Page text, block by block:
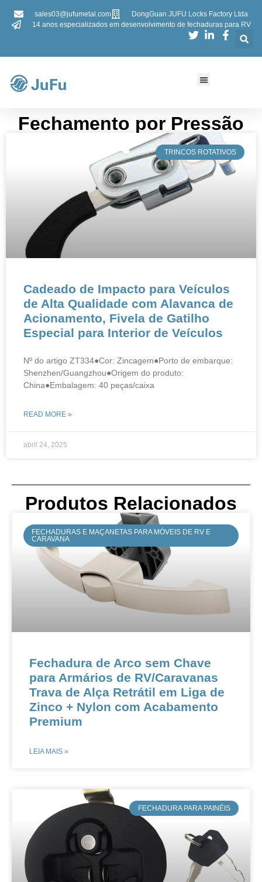
sales03@jufumetal.com
DongGuan JUFU Locks Factory Ltda
14 anos especializados em desenvolvimento de fechaduras para RV
Fechamento por Pressão
​TRINCOS ROTATIVOS
​​​​Cadeado de Impacto para Veículos
de Alta Qualidade com Alavanca de
Acionamento, Fivela de Gatilho
Especial para Interior de Veículos​​
Nº do artigo ZT334●Cor: Zincagem●Porto de embarque:
Shenzhen/Guangzhou●Origem do produto:
China●Embalagem: 40 peças/caixa
READ MORE »
abril 24, 2025
Produtos Relacionados
FECHADURAS E MAÇANETAS PARA MÓVEIS DE RV E
CARAVANA
Fechadura de Arco sem Chave
para Armários de RV/Caravanas​​​​
Trava de Alça Retrátil em Liga de
Zinco + Nylon com Acabamento
Premium​​
LEIA MAIS »
​FECHADURA PARA PAINÉIS